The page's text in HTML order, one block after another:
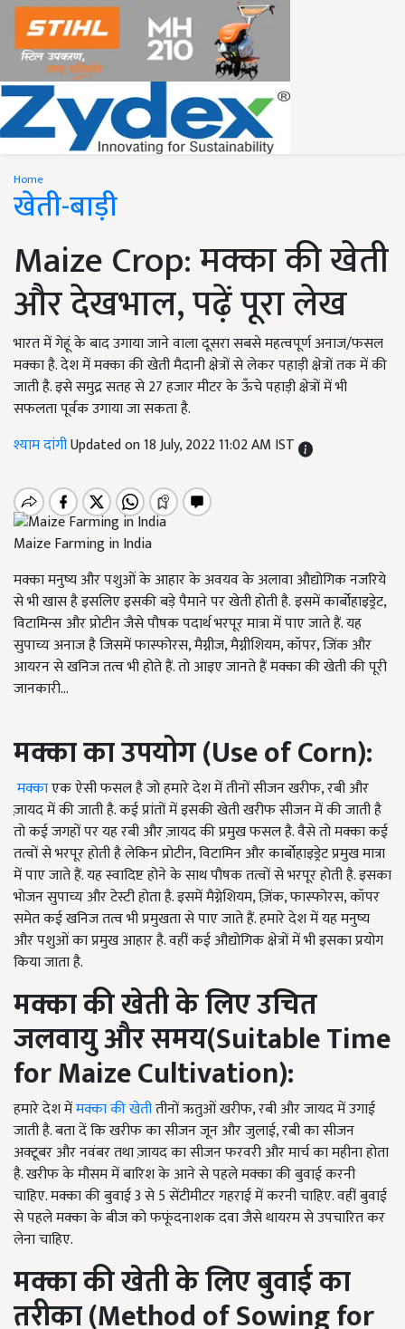
Home
खेती-बाड़ी
Maize Crop: मक्का की खेती
और देखभाल, पढ़ें पूरा लेख
भारत में गेहूं के बाद उगाया जाने वाला दूसरा सबसे महत्वपूर्ण अनाज/फसल
मक्का है. देश में मक्का की खेती मैदानी क्षेत्रों से लेकर पहाड़ी क्षेत्रों तक में की
जाती है. इसे समुद्र सतह से 27 हजार मीटर के ऊँचे पहाड़ी क्षेत्रों में भी
सफलता पूर्वक उगाया जा सकता है.
श्याम दांगीUpdated on 18 July, 2022 11:02 AM IST
Maize Farming in India
मक्का मनुष्य और पशुओं के आहार के अवयव के अलावा औद्योगिक नजरिये
से भी खास है इसलिए इसकी बड़े पैमाने पर खेती होती है. इसमें कार्बोहाइड्रेट,
विटामिन्स और प्रोटीन जैसे पौषक पदार्थ भरपूर मात्रा में पाए जाते हैं. यह
सुपाच्य अनाज है जिसमें फास्फोरस, मैग्नीज, मैग्नीशियम, कॉपर, जिंक और
आयरन से खनिज तत्व भी होते हैं. तो आइए जानते हैं मक्का की खेती की पूरी
जानकारी...
मक्काकाउपयोग (Use of Corn):
मक्काएक ऐसी फसल है जो हमारे देश में तीनों सीजन खरीफ, रबी और
ज़ायद में की जाती है. कई प्रांतों में इसकी खेती खरीफ सीजन में की जाती है
तो कई जगहों पर यह रबी और ज़ायद की प्रमुख फसल है. वैसे तो मक्का कई
तत्वों से भरपूर होती है लेकिन प्रोटीन, विटामिन और कार्बोहाइड्रेट प्रमुख मात्रा
में पाए जाते हैं. यह स्वादिष्ट होने के साथ पौषक तत्वों से भरपूर होती है. इसका
भोजन सुपाच्य और टेस्टी होता है. इसमें मैग्नेशियम, ज़िंक, फास्फोरस, कॉपर
समेत कई खनिज तत्व भी प्रमुखता से पाए जाते हैं. हमारे देश में यह मनुष्य
और पशुओं का प्रमुख आहार है. वहीं कई औद्योगिक क्षेत्रों में भी इसका प्रयोग
किया जाता है.
मक्काकीखेतीकेलिएउचित
जलवायु और समय(Suitable Time
for Maize Cultivation):
हमारे देश मेंमक्का की खेतीतीनों ऋतुओं खरीफ, रबी और जायद में उगाई
जाती है. बता दें कि खरीफ का सीजन जून और जुलाई, रबी का सीजन
अक्टूबर और नवंबर तथा ज़ायद का सीजन फरवरी और मार्च का महीना होता
है. खरीफ के मौसम में बारिश के आने से पहले मक्का की बुवाई करनी
चाहिए. मक्का की बुवाई 3 से 5 सेंटीमीटर गहराई में करनी चाहिए. वहीं बुवाई
से पहले मक्का के बीज को फफूंदनाशक दवा जैसे थायरम से उपचारित कर
लेना चाहिए.
मक्काकीखेतीकेलिएबुवाईका
तरीका (Method of Sowing for